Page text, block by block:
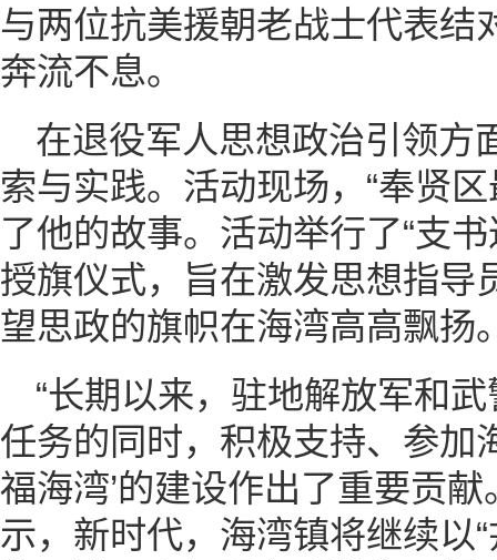
与两位抗美援朝老战士代表结
奔流不息。
在退役军人思想政治引领方
索与实践。活动现场，“奉贤
了他的故事。活动举行了“支
授旗仪式，旨在激发思想指导
望思政的旗帜在海湾高高飘扬
“长期以来，驻地解放军和
任务的同时，积极支持、参加
福海湾’的建设作出了重要贡
示，新时代，海湾镇将继续以